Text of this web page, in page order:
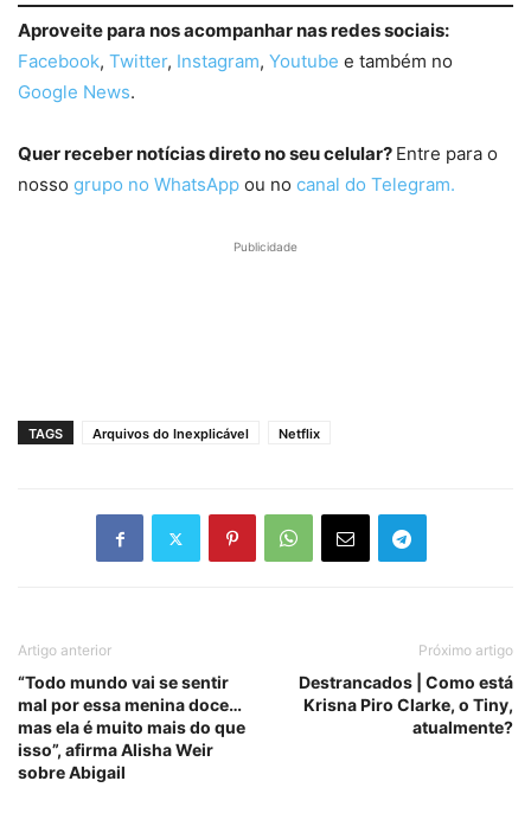
Aproveite para nos acompanhar nas redes sociais:
Facebook, Twitter, Instagram, Youtube e também no
Google News.
Quer receber notícias direto no seu celular? Entre para o
nosso grupo no WhatsApp ou no canal do Telegram.
Publicidade
TAGS Arquivos do Inexplicável Netflix
Artigo anterior
“Todo mundo vai se sentir
mal por essa menina doce…
mas ela é muito mais do que
isso”, afirma Alisha Weir
sobre Abigail
Próximo artigo
Destrancados | Como está
Krisna Piro Clarke, o Tiny,
atualmente?